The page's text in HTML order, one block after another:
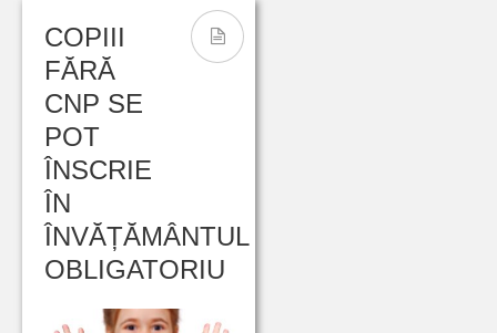
COPIII
FĂRĂ
CNP SE
POT
ÎNSCRIE
ÎN
ÎNVĂȚĂMÂNTUL
OBLIGATORIU